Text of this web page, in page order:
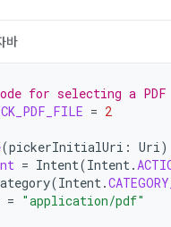
바
for selecting a PDF
= 2
(pickerInitialUri : Uri)
= Intent(Intent.
(Intent.
= "application/pdf"